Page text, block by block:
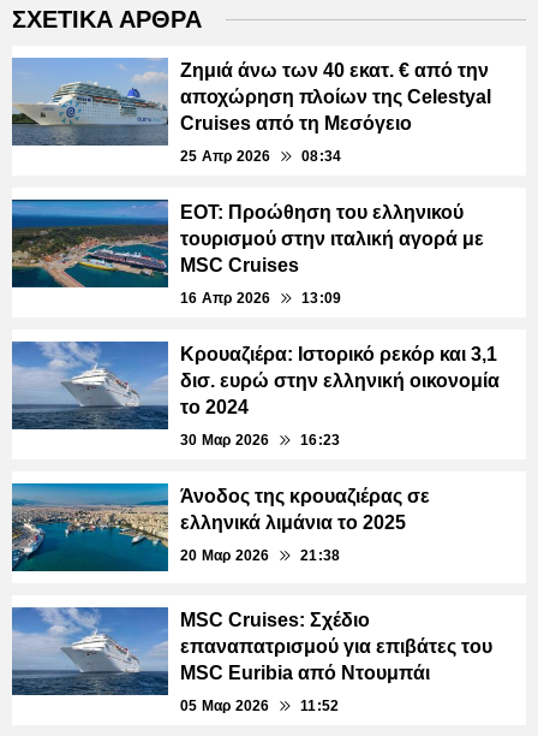
ΣΧΕΤΙΚΑ ΑΡΘΡΑ
Ζημιά άνω των 40 εκατ. € από την
αποχώρηση πλοίων της Celestyal
Cruises από τη Μεσόγειο
25 Απρ 2026 08:34
ΕΟΤ: Προώθηση του ελληνικού
τουρισμού στην ιταλική αγορά με
MSC Cruises
16 Απρ 2026 13:09
Κρουαζιέρα: Ιστορικό ρεκόρ και 3,1
δισ. ευρώ στην ελληνική οικονομία
το 2024
30 Μαρ 2026 16:23
Άνοδος της κρουαζιέρας σε
ελληνικά λιμάνια το 2025
20 Μαρ 2026 21:38
MSC Cruises: Σχέδιο
επαναπατρισμού για επιβάτες του
MSC Euribia από Ντουμπάι
05 Μαρ 2026 11:52